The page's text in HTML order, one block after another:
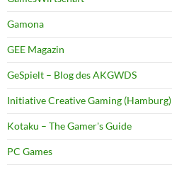
Gamona
GEE Magazin
GeSpielt – Blog des AKGWDS
Initiative Creative Gaming (Hamburg)
Kotaku – The Gamer's Guide
PC Games